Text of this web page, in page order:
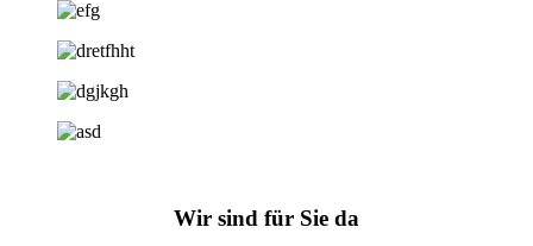
Wir sind für Sie da